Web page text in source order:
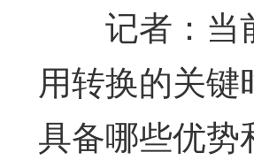
记者：当前
用转换的关
具备哪些优